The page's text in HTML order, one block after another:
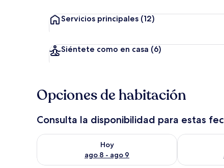
Servicios principales (12)
Siéntete como en casa (6)
Opciones de habitación
Consulta la disponibilidad para estas
Hoy
ago 8 - ago 9
Consulta la disponibilidad para hoy ago 8 - ago 9
Consulta la